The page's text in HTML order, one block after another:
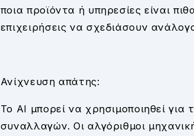
ποια προϊόντα ή υπηρεσίες είναι
επιχειρήσεις να σχεδιάσουν
Ανίχνευση απάτης:
Το AI μπορεί να χρησιμοποιηθεί
συναλλαγών. Οι αλγόριθμοι